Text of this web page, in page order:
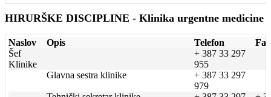
HIRURŠKE DISCIPLINE - Klinika urgentne medicine
Naslov Opis Telefon
Fax
Šef
Klinike
+ 387 33 297
955
Glavna sestra klinike
+ 387 33 297
979